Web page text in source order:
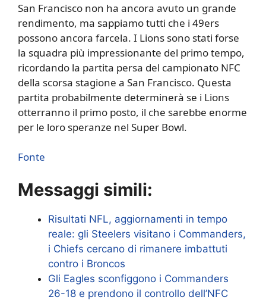
San Francisco non ha ancora avuto un grande
rendimento, ma sappiamo tutti che i 49ers
possono ancora farcela. I Lions sono stati forse
la squadra più impressionante del primo tempo,
ricordando la partita persa del campionato NFC
della scorsa stagione a San Francisco. Questa
partita probabilmente determinerà se i Lions
otterranno il primo posto, il che sarebbe enorme
per le loro speranze nel Super Bowl.
Fonte
Messaggi simili:
Risultati NFL, aggiornamenti in tempo
reale: gli Steelers visitano i Commanders,
i Chiefs cercano di rimanere imbattuti
contro i Broncos
Gli Eagles sconfiggono i Commanders
26-18 e prendono il controllo dell’NFC